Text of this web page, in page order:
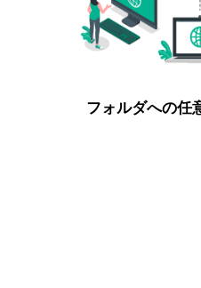
フォルダへの任